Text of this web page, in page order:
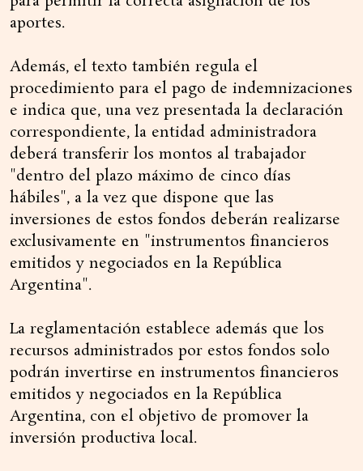
aportes.
Además, el texto también regula el
procedimiento para el pago de indemnizaciones
e indica que, una vez presentada la declaración
correspondiente, la entidad administradora
deberá transferir los montos al trabajador
"dentro del plazo máximo de cinco días
hábiles", a la vez que dispone que las
inversiones de estos fondos deberán realizarse
exclusivamente en "instrumentos financieros
emitidos y negociados en la República
Argentina".
La reglamentación establece además que los
recursos administrados por estos fondos solo
podrán invertirse en instrumentos financieros
emitidos y negociados en la República
Argentina, con el objetivo de promover la
inversión productiva local.